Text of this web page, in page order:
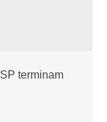
terminam